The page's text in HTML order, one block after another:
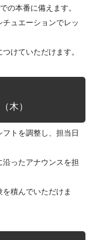
の本番に備えます。
ュエーションでレッ
けていただけます。
木）
トを調整し、担当日
ったアナウンスを担
積んでいただけま